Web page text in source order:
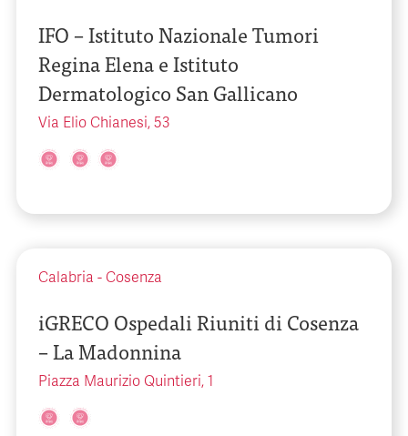
IFO – Istituto Nazionale Tumori
Regina Elena e Istituto
Dermatologico San Gallicano
Via Elio Chianesi, 53
Calabria - Cosenza
iGRECO Ospedali Riuniti di Cosenza
– La Madonnina
Piazza Maurizio Quintieri, 1